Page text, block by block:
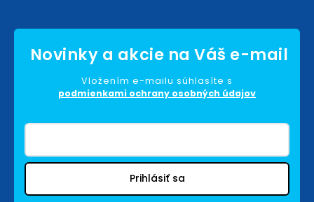
Vložením e-mailu súhlasíte s
podmienkami ochrany osobných údajov
Prihlásiť sa